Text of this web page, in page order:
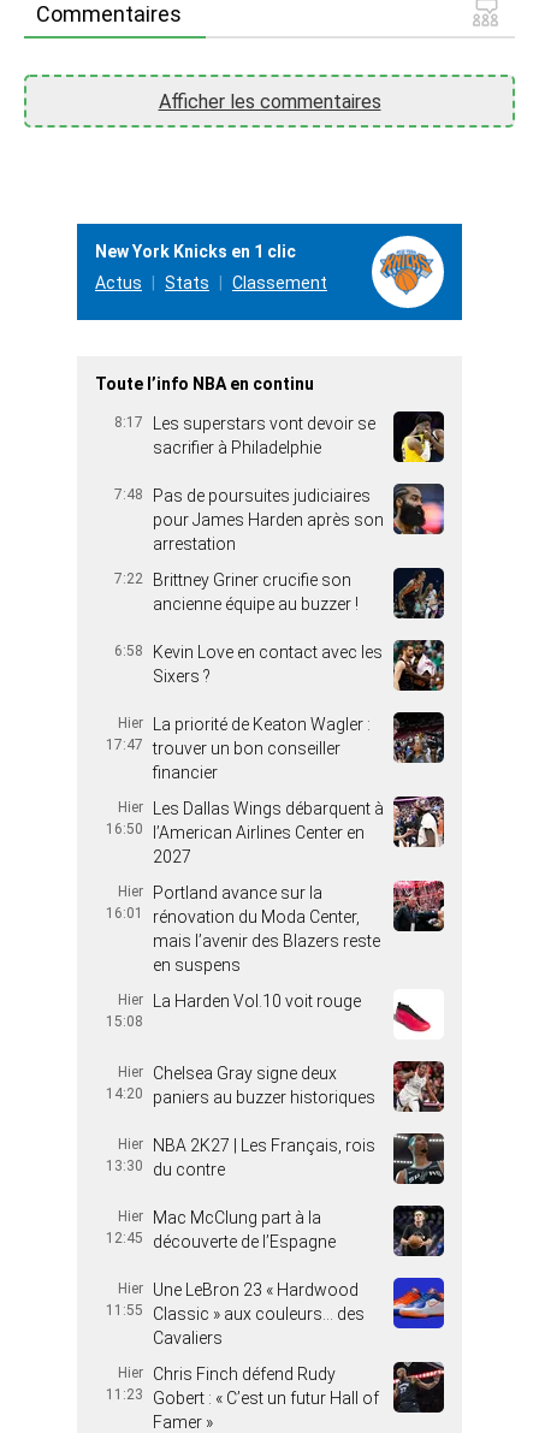
Commentaires
Afficher les commentaires
New York Knicks en 1 clic
Actus
Stats Classement
Toute l’info NBA en continu
8:17
Les superstars vont devoir se
sacrifier à Philadelphie
7:48
Pas de poursuites judiciaires
pour James Harden après son
arrestation
7:22
Brittney Griner crucifie son
ancienne équipe au buzzer !
6:58
Kevin Love en contact avec les
Sixers ?
Hier
17:47
La priorité de Keaton Wagler :
trouver un bon conseiller
financier
Hier
16:50
Les Dallas Wings débarquent à
l’American Airlines Center en
2027
Hier
16:01
Portland avance sur la
rénovation du Moda Center,
mais l’avenir des Blazers reste
en suspens
Hier
15:08
La Harden Vol.10 voit rouge
Hier
14:20
Chelsea Gray signe deux
paniers au buzzer historiques
Hier
13:30
NBA 2K27 | Les Français, rois
du contre
Hier
12:45
Mac McClung part à la
découverte de l’Espagne
Hier
11:55
Une LeBron 23 « Hardwood
Classic » aux couleurs… des
Cavaliers
Hier
11:23
Chris Finch défend Rudy
Gobert : « C’est un futur Hall of
Famer »